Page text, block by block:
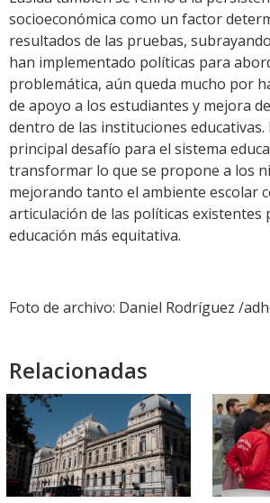
socioeconómica como un factor
resultados de las pruebas,
han implementado políticas para
problemática, aún queda mucho por
de apoyo a los estudiantes y mejora
dentro de las instituciones educativas.
principal desafío para el sistema
transformar lo que se propone a los
mejorando tanto el ambiente escolar
articulación de las políticas existentes
educación más equitativa.
Foto de archivo: Daniel Rodríguez /
Relacionadas